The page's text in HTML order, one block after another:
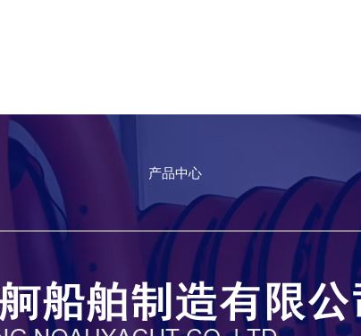
产品中心